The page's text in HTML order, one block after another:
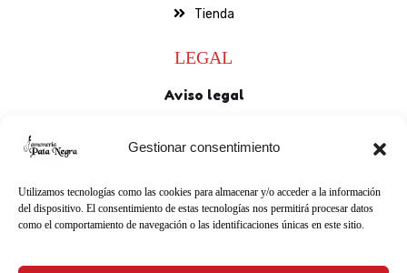
Gestionar consentimiento
Utilizamos tecnologías como las cookies para almacenar y/o acceder a la información
del dispositivo. El consentimiento de estas tecnologías nos permitirá procesar datos
como el comportamiento de navegación o las identificaciones únicas en este sitio.
Tienda
LEGAL
Aviso legal